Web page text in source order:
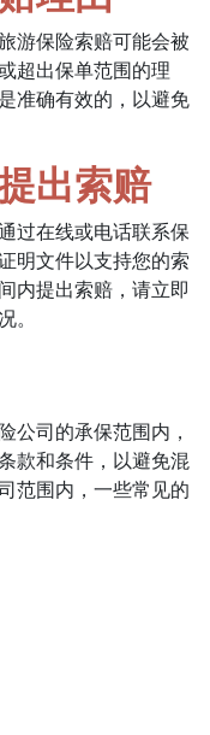
游保险索赔可能会被
超出保单范围的理
准确有效的，以避免
出索赔
过在线或电话联系保
明文件以支持您的索
内提出索赔，请立即
公司的承保范围内，
款和条件，以避免混
范围内，一些常见的